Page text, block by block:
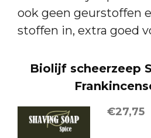
ook geen geurstoffen
stoffen in, extra goed
Biolijf scheerzeep
€27,75